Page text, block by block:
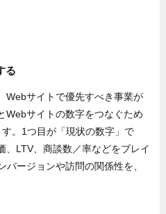
る
Webサイトで優先すべき事業が
Webサイトの数字をつなぐため
。1つ目が「現状の数字」で
、LTV、商談数／率などをブレイ
ージョンや訪問の関係性を、